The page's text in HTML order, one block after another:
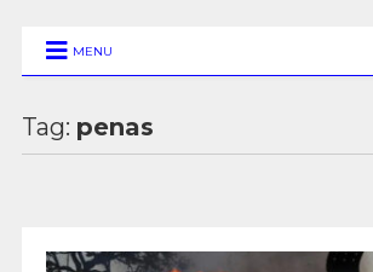
MENU
Tag: penas